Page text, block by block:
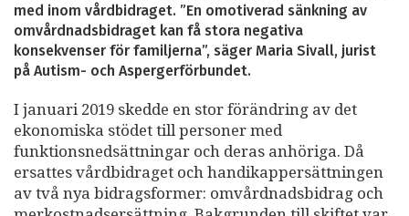
med inom vårdbidraget. ”En omotiverad sänkning av
omvårdnadsbidraget kan få stora negativa
konsekvenser för familjerna”, säger Maria Sivall, jurist
på Autism- och Aspergerförbundet.
I januari 2019 skedde en stor förändring av det
ekonomiska stödet till personer med
funktionsnedsättningar och deras anhöriga. Då
ersattes vårdbidraget och handikappersättningen
av två nya bidragsformer: omvårdnadsbidrag och